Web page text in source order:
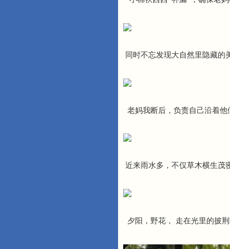
同时不忘发现大自然里隐藏的
老妈我断后，负责自己沿着
近来雨水多，不仅草木横生茂
夕阳，野花， 走在光里的披